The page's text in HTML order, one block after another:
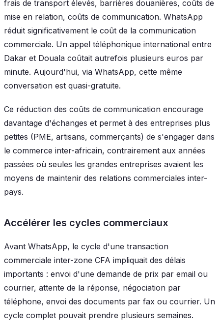
frais de transport élevés, barrières douanières, coûts de
mise en relation, coûts de communication. WhatsApp
réduit significativement le coût de la communication
commerciale. Un appel téléphonique international entre
Dakar et Douala coûtait autrefois plusieurs euros par
minute. Aujourd'hui, via WhatsApp, cette même
conversation est quasi-gratuite.
Ce réduction des coûts de communication encourage
davantage d'échanges et permet à des entreprises plus
petites (PME, artisans, commerçants) de s'engager dans
le commerce inter-africain, contrairement aux années
passées où seules les grandes entreprises avaient les
moyens de maintenir des relations commerciales inter-
pays.
Accélérer les cycles commerciaux
Avant WhatsApp, le cycle d'une transaction
commerciale inter-zone CFA impliquait des délais
importants : envoi d'une demande de prix par email ou
courrier, attente de la réponse, négociation par
téléphone, envoi des documents par fax ou courrier. Un
cycle complet pouvait prendre plusieurs semaines.